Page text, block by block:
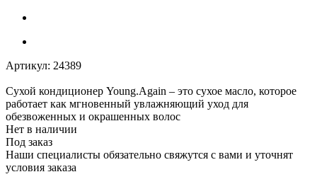
Артикул: 24389
Сухой кондиционер Young.Again – это сухое масло, которое
работает как мгновенный увлажняющий уход для
обезвоженных и окрашенных волос
Нет в наличии
Под заказ
Наши специалисты обязательно свяжутся с вами и уточнят
условия заказа